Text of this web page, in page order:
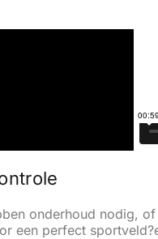
onderhoud nodig,
een perfect